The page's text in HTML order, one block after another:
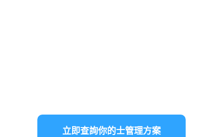
立即查詢你的士管理方案